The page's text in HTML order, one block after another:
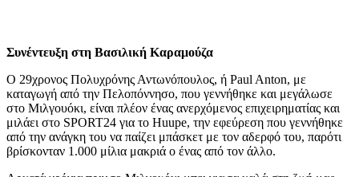
Συνέντευξη στη Βασιλική Καραμούζα
Ο 29χρονος Πολυχρόνης Αντωνόπουλος, ή Paul Anton, με
καταγωγή από την Πελοπόννησο, που γεννήθηκε και μεγάλωσε
στο Μιλγουόκι, είναι πλέον ένας ανερχόμενος επιχειρηματίας και
μιλάει στο SPORT24 για το Huupe, την εφεύρεση που γεννήθηκε
από την ανάγκη του να παίζει μπάσκετ με τον αδερφό του, παρότι
βρίσκονταν 1.000 μίλια μακριά ο ένας από τον άλλο.